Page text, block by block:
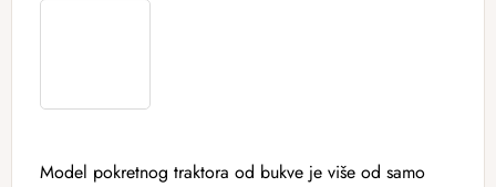
Model pokretnog traktora od bukve je više od samo